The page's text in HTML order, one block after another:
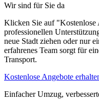
Wir sind für Sie da
Klicken Sie auf "Kostenlose
professionellen
neue Stadt ziehen oder nur
erfahrenes Team sorgt für
Transport.
Kostenlose Angebote
Einfacher Umzug,